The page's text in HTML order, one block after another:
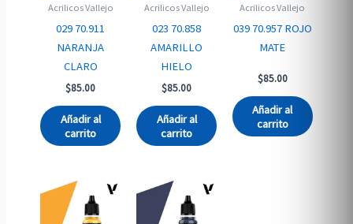
Acrilicos Vallejo
029 70.911
NARANJA
CLARO
$85.00
Añadir al
carrito
Acrilicos Vallejo
023 70.858
AMARILLO
HIELO
$85.00
Añadir al
carrito
Acrilicos Vallejo
039 70.957 ROJO
MATE
$85.00
Añadir al
carrito